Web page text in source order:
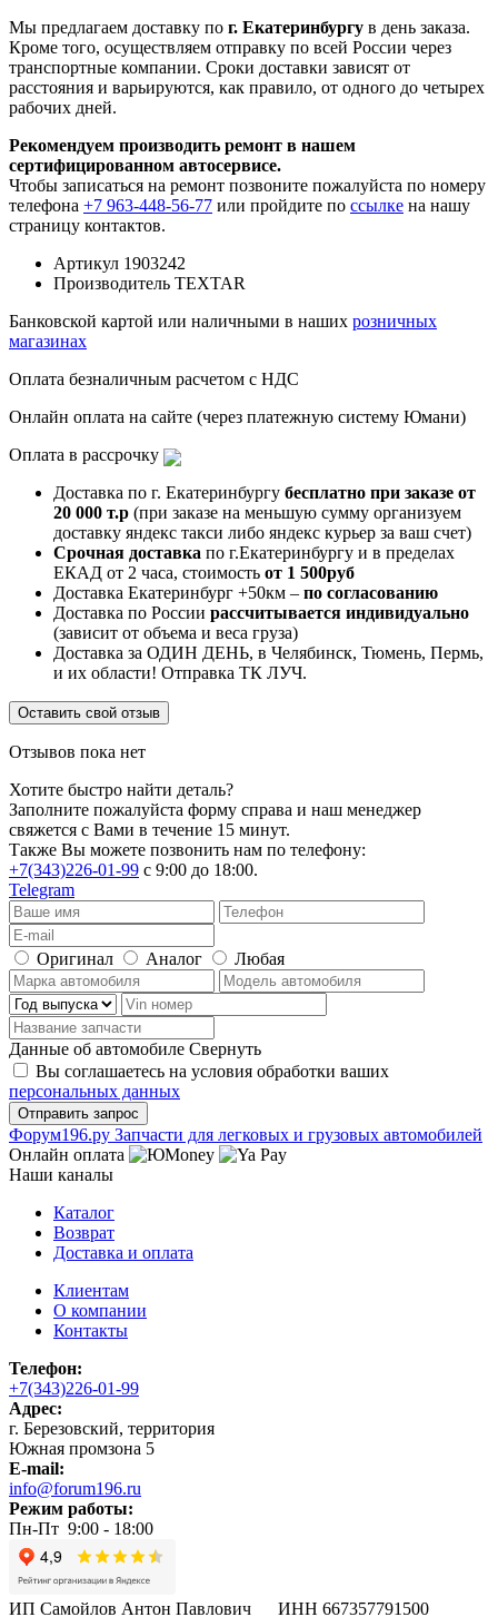
Мы предлагаем доставку по г. Екатеринбургу в день заказа.
Кроме того, осуществляем отправку по всей России через
транспортные компании. Сроки доставки зависят от
расстояния и варьируются, как правило, от одного до четырех
рабочих дней.
Рекомендуем производить ремонт в нашем
сертифицированном автосервисе.
Чтобы записаться на ремонт позвоните пожалуйста по номеру
телефона +7 963-448-56-77 или пройдите по ссылке на нашу
страницу контактов.
Артикул 1903242
Производитель TEXTAR
Банковской картой или наличными в наших розничных
магазинах
Оплата безналичным расчетом с НДС
Онлайн оплата на сайте (через платежную систему Юмани)
Оплата в рассрочку
Доставка по г. Екатеринбургу бесплатно при заказе от
20 000 т.р (при заказе на меньшую сумму организуем
доставку яндекс такси либо яндекс курьер за ваш счет)
Срочная доставка по г.Екатеринбургу и в пределах
ЕКАД от 2 часа, стоимость от 1 500руб
Доставка Екатеринбург +50км – по согласованию
Доставка по России рассчитывается индивидуально
(зависит от объема и веса груза)
Доставка за ОДИН ДЕНЬ, в Челябинск, Тюмень, Пермь,
и их области! Отправка ТК ЛУЧ.
Оставить свой отзыв
Отзывов пока нет
Хотите быстро найти деталь?
Заполните пожалуйста форму справа и наш менеджер
свяжется с Вами в течение 15 минут.
Также Вы можете позвонить нам по телефону:
+7(343)226-01-99 с 9:00 до 18:00.
Telegram
Оригинал Аналог Любая
Данные об автомобиле Свернуть
Вы соглашаетесь на условия обработки ваших
персональных данных
Фoрум196.ру Запчасти для легковых и грузовых автомобилей
Онлайн оплата
Наши каналы
Каталог
Возврат
Доставка и оплата
Клиентам
О компании
Контакты
Телефон:
+7(343)226-01-99
Адрес:
г. Березовский, территория
Южная промзона 5
E-mail:
info@forum196.ru
Режим работы:
Пн-Пт 9:00 - 18:00
ИП Самойлов Антон Павлович ИНН 667357791500